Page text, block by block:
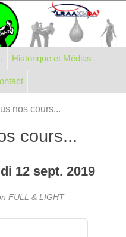
Historique et Médias
nos cours...
cours...
12 sept. 2019
FULL & LIGHT